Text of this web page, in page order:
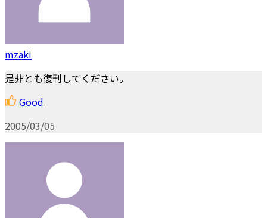
mzaki
是非とも復刊してください。
Good
2005/03/05